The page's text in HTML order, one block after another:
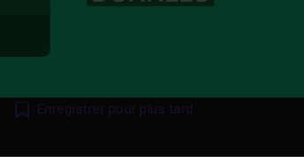
Enregistrer pour plus tard